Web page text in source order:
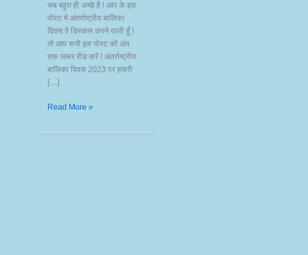
सब बहुत ही अच्छे है ! आप के इस
पोस्ट में अंतर्राष्ट्रीय बालिका
दिवस पे डिस्कस करने वाली हूँ !
तो आप सभी इस पोस्ट को अंत
तक जरूर रीड करें ! अंतर्राष्ट्रीय
बालिका दिवस 2023 पर हमारी
[…]
International
Child
Read More »